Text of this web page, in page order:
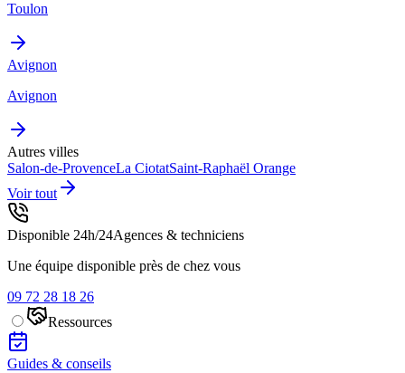
Toulon
Avignon
Avignon
Autres villes
Salon-de-ProvenceLa CiotatSaint-Raphaël Orange
Voir tout
Disponible 24h/24Agences & techniciens
Une équipe disponible près de chez vous
09 72 28 18 26
Ressources
Guides & conseils